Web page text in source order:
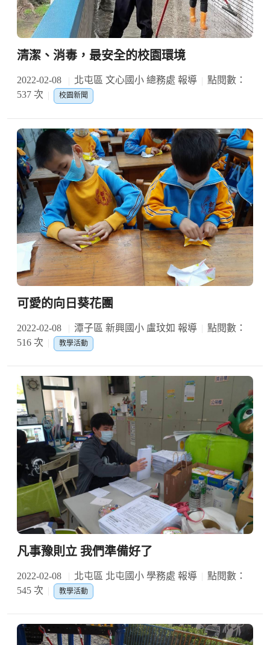
清潔、消毒，最安全的校園環境
2022-02-08 北屯區 文心國小 總務處 報導
點閱數：
537 次
校園新聞
可愛的向日葵花團
2022-02-08 潭子區 新興國小 盧玟如 報導
點閱數：
516 次
教學活動
凡事豫則立 我們準備好了
2022-02-08 北屯區 北屯國小 學務處 報導
點閱數：
545 次
教學活動